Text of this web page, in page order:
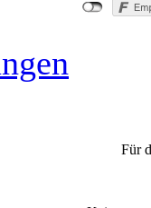
Für